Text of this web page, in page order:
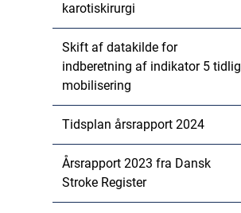
karotiskirurgi
Skift af datakilde for
indberetning af indikator 5 tidlig
mobilisering
Tidsplan årsrapport 2024
Årsrapport 2023 fra Dansk
Stroke Register